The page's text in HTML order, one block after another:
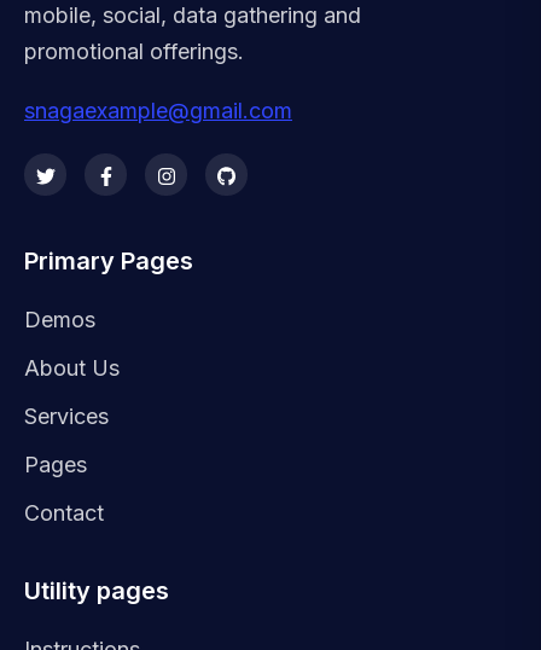
mobile, social, data gathering and
promotional offerings.
snagaexample@gmail.com
Primary Pages
Demos
About Us
Services
Pages
Contact
Utility pages